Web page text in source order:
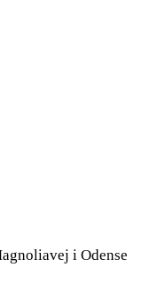
i Odense